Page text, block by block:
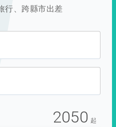
行、跨縣市出差
2050 起